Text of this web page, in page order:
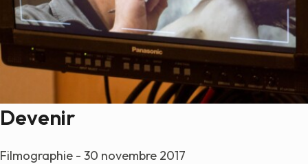
Devenir
Filmographie - 30 novembre 2017